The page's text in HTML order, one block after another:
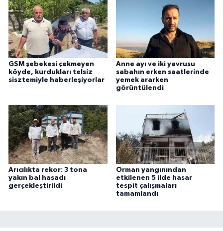
GSM şebekesi çekmeyen
köyde, kurdukları telsiz
sisztemiyle haberleşiyorlar
Anne ayı ve iki yavrusu
sabahın erken saatlerinde
yemek ararken
görüntülendi
Arıcılıkta rekor: 3 tona
yakın bal hasadı
gerçekleştirildi
Orman yangınından
etkilenen 5 ilde hasar
tespit çalışmaları
tamamlandı